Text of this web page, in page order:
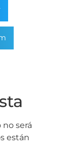
será
están